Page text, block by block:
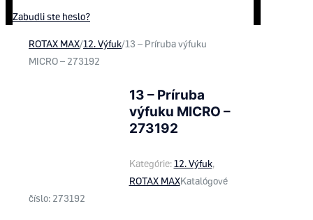
Zabudli ste heslo?
ROTAX MAX/12. Výfuk/13 – Príruba výfuku
MICRO – 273192
13 – Príruba
výfuku MICRO –
273192
Kategórie:12. Výfuk,
ROTAX MAXKatalógové
číslo: 273192